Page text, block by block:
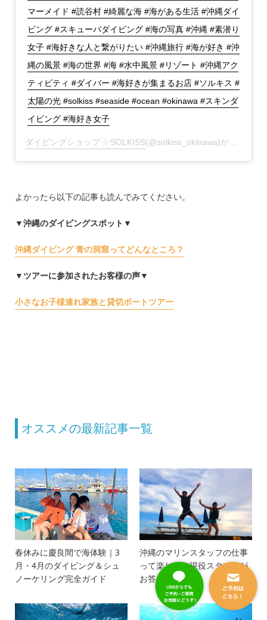
マーメイド #読谷村 #綺麗な海 #海がある生活 #沖縄ダイ
ビング #スキューバダイビング #海の写真 #沖縄 #素潜り
女子 #海好きな人と繋がりたい #沖縄旅行 #海が好き #沖
縄の風景 #海の世界 #海 #水中風景 #リゾート #沖縄アク
ティビティ #ダイバー #海好きが集まるお店 #ソルキス #
太陽の光 #solkiss #seaside #ocean #okinawa #スキンダ
イビング #海好き女子
ダイビングショップ𓇼SOLKISS(@solkiss_okinawa)がシェアした投稿 –
よかったら以下の記事も読んでみてください。
▼沖縄のダイビングスポット▼
沖縄ダイビング 青の洞窟ってどんなところ？
▼ツアーに参加されたお客様の声▼
小さなお子様連れ家族と貸切ボートツアー
オススメの最新記事一覧
春休みに慶良間で海体験｜3
月・4月のダイビング＆シュ
ノーケリング完全ガイド
沖縄のマリンスタッフの仕事
って楽しい？現役スタッフが
お答えします！